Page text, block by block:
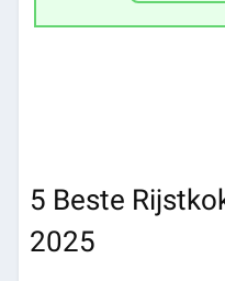
5 Beste
2025